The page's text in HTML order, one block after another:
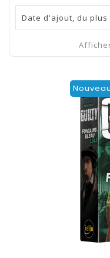
Date d'ajout, du